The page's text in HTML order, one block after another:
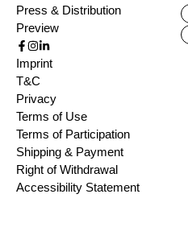
Press & Distribution
Preview
Imprint
T&C
Privacy
Terms of Use
Terms of Participation
Shipping & Payment
Right of Withdrawal
Accessibility Statement